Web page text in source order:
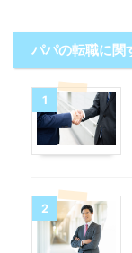
パパの転職に関
1
2